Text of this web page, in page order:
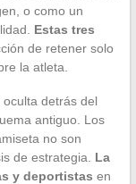
o como un
Estas tres
de retener solo
la atleta.
detrás del
antiguo. Los
no son
de estrategia. La
y deportistas en